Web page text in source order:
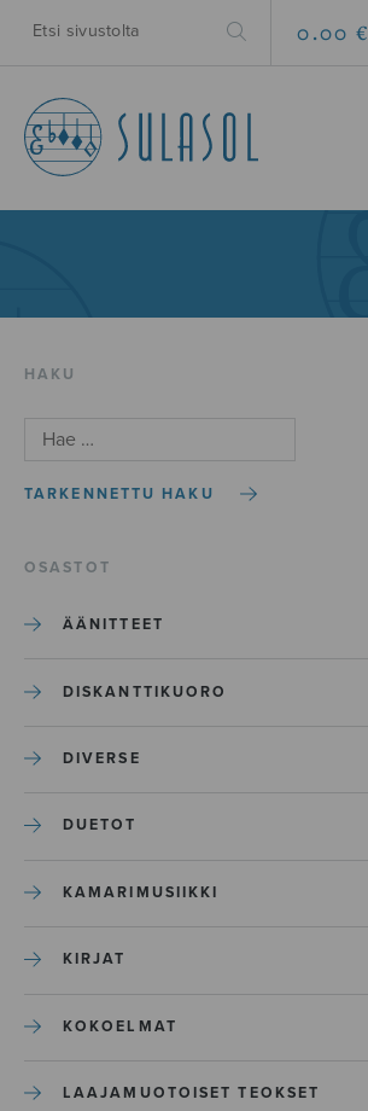
0.00 €
HAKU
TARKENNETTU HAKU
OSASTOT
ÄÄNITTEET
DISKANTTIKUORO
DIVERSE
DUETOT
KAMARIMUSIIKKI
KIRJAT
KOKOELMAT
LAAJAMUOTOISET TEOKSET